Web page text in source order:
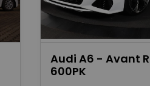
Audi A6 - Avant
600PK